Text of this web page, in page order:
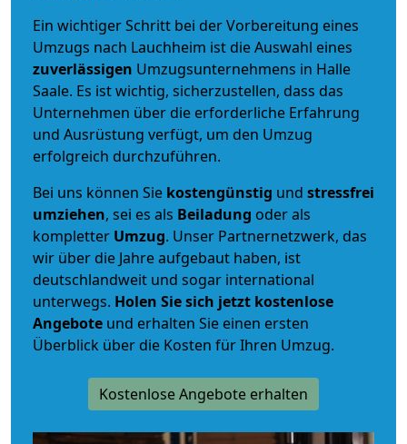
Ein wichtiger Schritt bei der Vorbereitung eines
Umzugs nach Lauchheim ist die Auswahl eines
zuverlässigen Umzugsunternehmens in Halle
Saale. Es ist wichtig, sicherzustellen, dass das
Unternehmen über die erforderliche Erfahrung
und Ausrüstung verfügt, um den Umzug
erfolgreich durchzuführen.
Bei uns können Sie kostengünstig und stressfrei
umziehen, sei es als Beiladung oder als
kompletter Umzug. Unser Partnernetzwerk, das
wir über die Jahre aufgebaut haben, ist
deutschlandweit und sogar international
unterwegs. Holen Sie sich jetzt kostenlose
Angebote und erhalten Sie einen ersten
Überblick über die Kosten für Ihren Umzug.
Kostenlose Angebote erhalten